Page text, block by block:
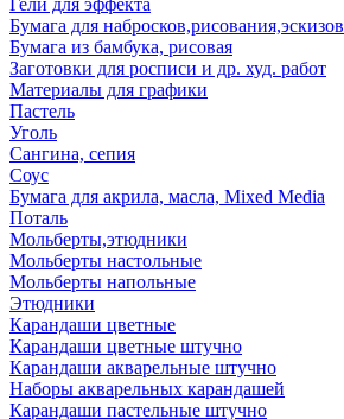
Гели для эффекта
Бумага для набросков,рисования,эскизов
Бумага из бамбука, рисовая
Заготовки для росписи и др. худ. работ
Материалы для графики
Пастель
Уголь
Сангина, сепия
Соус
Бумага для акрила, масла, Mixed Media
Поталь
Мольберты,этюдники
Мольберты настольные
Мольберты напольные
Этюдники
Карандаши цветные
Карандаши цветные штучно
Карандаши акварельные штучно
Наборы акварельных карандашей
Карандаши пастельные штучно